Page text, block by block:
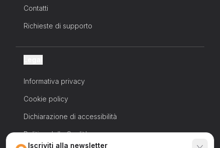
Contatti
Richieste di supporto
Informativa privacy
Cookie policy
Dichiarazione di accessibilità
Politica della Qualità
Iscriviti alla newsletter